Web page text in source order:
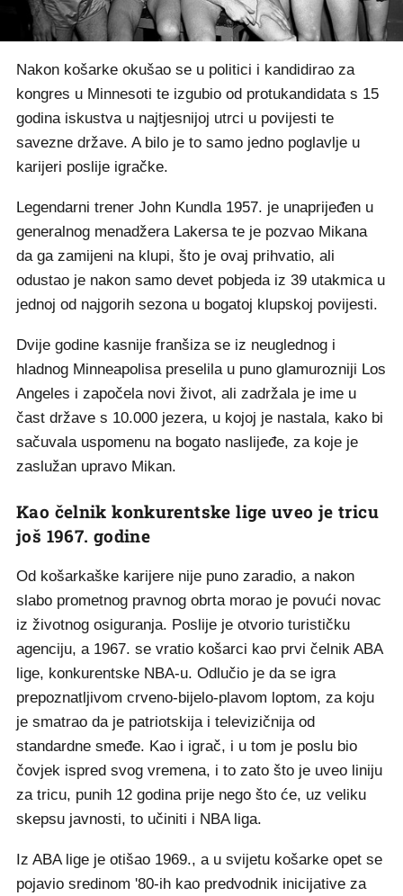
Nakon košarke okušao se u politici i kandidirao za
kongres u Minnesoti te izgubio od protukandidata s 15
godina iskustva u najtjesnijoj utrci u povijesti te
savezne države. A bilo je to samo jedno poglavlje u
karijeri poslije igračke.
Legendarni trener John Kundla 1957. je unaprijeđen u
generalnog menadžera Lakersa te je pozvao Mikana
da ga zamijeni na klupi, što je ovaj prihvatio, ali
odustao je nakon samo devet pobjeda iz 39 utakmica u
jednoj od najgorih sezona u bogatoj klupskoj povijesti.
Dvije godine kasnije franšiza se iz neuglednog i
hladnog Minneapolisa preselila u puno glamurozniji Los
Angeles i započela novi život, ali zadržala je ime u
čast države s 10.000 jezera, u kojoj je nastala, kako bi
sačuvala uspomenu na bogato naslijeđe, za koje je
zaslužan upravo Mikan.
Kao čelnik konkurentske lige uveo je tricu
još 1967. godine
Od košarkaške karijere nije puno zaradio, a nakon
slabo prometnog pravnog obrta morao je povući novac
iz životnog osiguranja. Poslije je otvorio turističku
agenciju, a 1967. se vratio košarci kao prvi čelnik ABA
lige, konkurentske NBA-u. Odlučio je da se igra
prepoznatljivom crveno-bijelo-plavom loptom, za koju
je smatrao da je patriotskija i televizičnija od
standardne smeđe. Kao i igrač, i u tom je poslu bio
čovjek ispred svog vremena, i to zato što je uveo liniju
za tricu, punih 12 godina prije nego što će, uz veliku
skepsu javnosti, to učiniti i NBA liga.
Iz ABA lige je otišao 1969., a u svijetu košarke opet se
pojavio sredinom '80-ih kao predvodnik inicijative za